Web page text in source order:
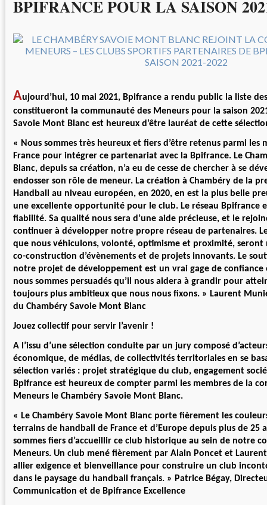
BPIFRANCE POUR LA SAISON
Aujourd’hui, 10 mai 2021, Bpifrance a rendu public la liste
constitueront la communauté des Meneurs pour la saison
Savoie Mont Blanc est heureux d’être lauréat de cette
« Nous sommes très heureux et fiers d’être retenus parmi les
France pour intégrer ce partenariat avec la Bpifrance. Le
Blanc, depuis sa création, n’a eu de cesse de chercher à se
endosser son rôle de meneur. La création à Chambéry de la
Handball au niveau européen, en 2020, en est la plus belle
une excellente opportunité pour le club. Le réseau Bpifrance
fiabilité. Sa qualité nous sera d’une aide précieuse, et le
continuer à développer notre propre réseau de partenaires.
que nous véhiculons, volonté, optimisme et proximité, seront
co-construction d’évènements et de projets innovants. Le
notre projet de développement est un vrai gage de
nous sommes persuadés qu’il nous aidera à grandir pour
toujours plus ambitieux que nous nous fixons. » Laurent
du Chambéry Savoie Mont Blanc
Jouez collectif pour servir l’avenir !
A l’issu d’une sélection conduite par un jury composé
économique, de médias, de collectivités territoriales en se
sélection variés : projet stratégique du club, engagement
Bpifrance est heureux de compter parmi les membres de la
Meneurs le Chambéry Savoie Mont Blanc.
« Le Chambéry Savoie Mont Blanc porte fièrement les
terrains de handball de France et d’Europe depuis plus de 25
sommes fiers d’accueillir ce club historique au sein de notre
Meneurs. Un club mené fièrement par Alain Poncet et
allier exigence et bienveillance pour construire un club
dans le paysage du handball français. » Patrice Bégay,
Communication et de Bpifrance Excellence